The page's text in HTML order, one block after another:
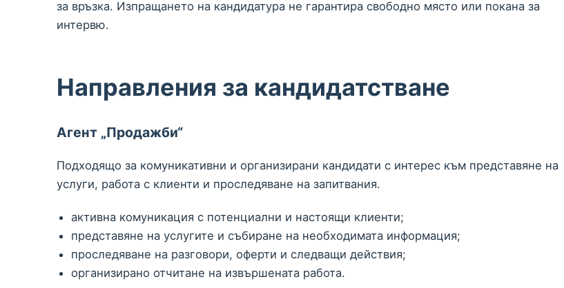
за връзка. Изпращането на кандидатура не гарантира свободно място или покана за
интервю.
Направления за кандидатстване
Агент „Продажби“
Подходящо за комуникативни и организирани кандидати с интерес към представяне на
услуги, работа с клиенти и проследяване на запитвания.
активна комуникация с потенциални и настоящи клиенти;
представяне на услугите и събиране на необходимата информация;
проследяване на разговори, оферти и следващи действия;
организирано отчитане на извършената работа.